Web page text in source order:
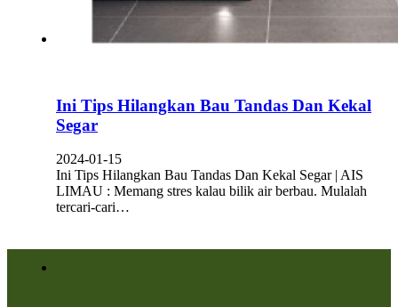
Ini Tips Hilangkan Bau Tandas Dan Kekal
Segar
2024-01-15
Ini Tips Hilangkan Bau Tandas Dan Kekal Segar | AIS
LIMAU : Memang stres kalau bilik air berbau. Mulalah
tercari-cari…